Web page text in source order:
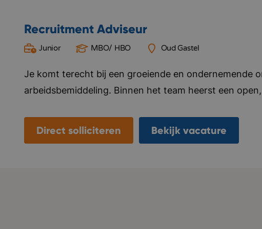
Recruitment Adviseur
Junior MBO/ HBO Oud Gastel
Je komt terecht bij een groeiende en ondernemende
arbeidsbemiddeling. Binnen het team heerst een
ontwikkelen, terwijl je kunt rekenen op goede
Direct solliciteren Bekijk vacature